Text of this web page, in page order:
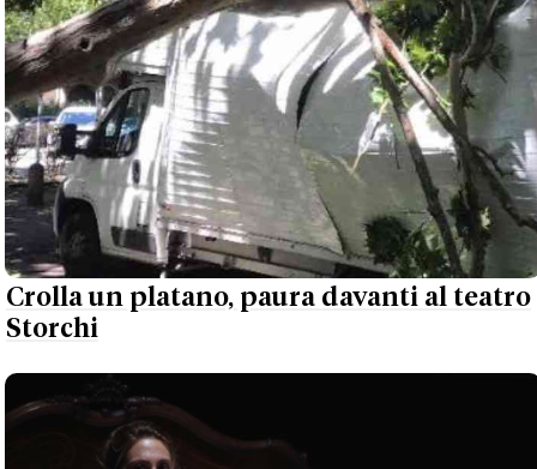
Crolla un platano, paura davanti al teatro
Storchi